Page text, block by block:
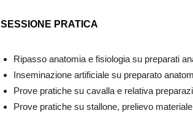
SESSIONE PRATICA
Ripasso anatomia e fisiologia su preparati
Inseminazione artificiale su preparato
Prove pratiche su cavalla e relativa
Prove pratiche su stallone, prelievo